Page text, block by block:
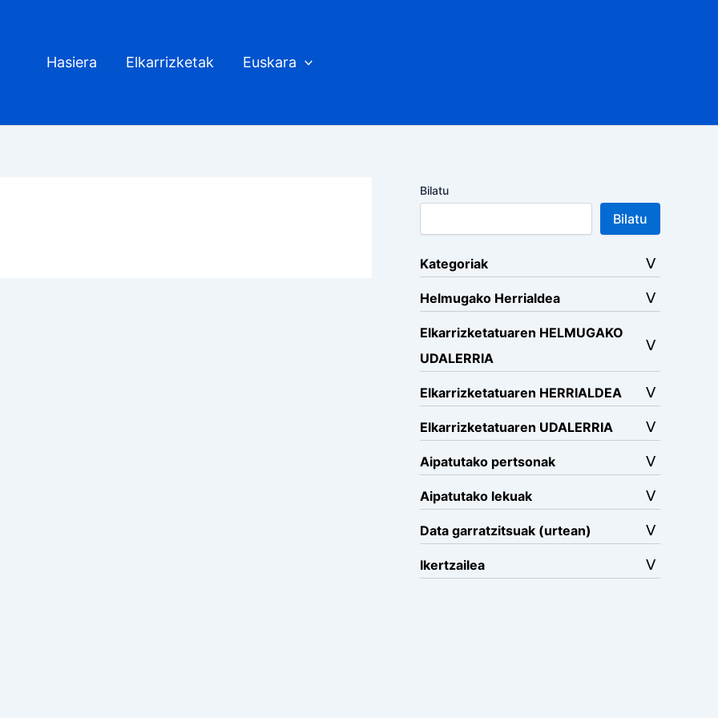
Hasiera Elkarrizketak Euskara
Bilatu
Bilatu
Kategoriak
Helmugako Herrialdea
Elkarrizketatuaren HELMUGAKO
UDALERRIA
Elkarrizketatuaren HERRIALDEA
Elkarrizketatuaren UDALERRIA
Aipatutako pertsonak
Aipatutako lekuak
Data garratzitsuak (urtean)
Ikertzailea